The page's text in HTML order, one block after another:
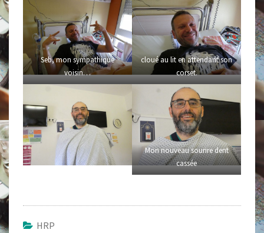
Seb, mon sympathique
voisin…
cloué au lit en attendant son
corset.
Mon nouveau sourire dent
cassée
HRP